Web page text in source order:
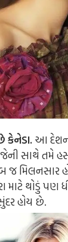
કેનેડા.આ
સાથે તમે
જ મિલનસાર
માટે થોડું
હોય છે.